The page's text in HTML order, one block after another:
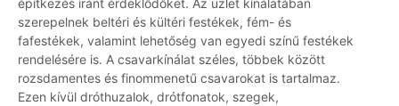
építkezés iránt érdeklődőket. Az üzlet kínálatában
szerepelnek beltéri és kültéri festékek, fém- és
fafestékek, valamint lehetőség van egyedi színű festékek
rendelésére is. A csavarkínálat széles, többek között
rozsdamentes és finommenetű csavarokat is tartalmaz.
Ezen kívül dróthuzalok, drótfonatok, szegek,